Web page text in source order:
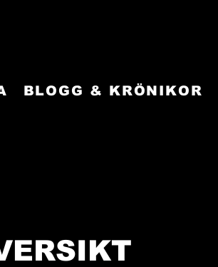
BLOGG & KRÖNIKOR